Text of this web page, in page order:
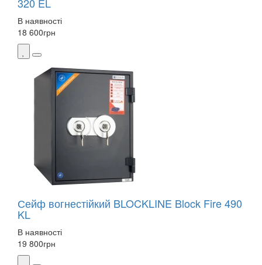
320 EL
В наявності
18 600грн
Сейф вогнестійкий BLOCKLINE Block Fire 490
KL
В наявності
19 800грн